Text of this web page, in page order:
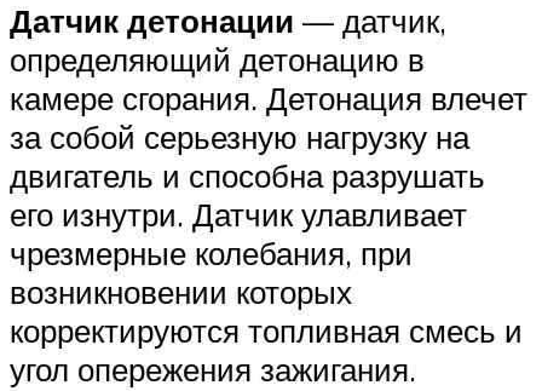
Датчик детонации — датчик,
определяющий детонацию в
камере сгорания. Детонация влечет
за собой серьезную нагрузку на
двигатель и способна разрушать
его изнутри. Датчик улавливает
чрезмерные колебания, при
возникновении которых
корректируются топливная смесь и
угол опережения зажигания.